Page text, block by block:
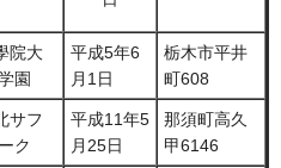
院大
園
平成5年6
月1日
栃木市平井
町608
サフ
ク
平成11年5
月25日
那須町高久
甲6146